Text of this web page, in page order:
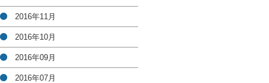
2016年11月
2016年10月
2016年09月
2016年07月